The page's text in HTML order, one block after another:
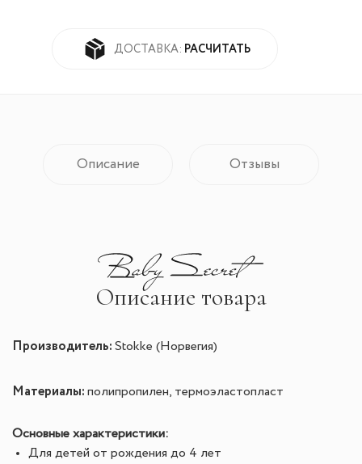
ДОСТАВКА: РАСЧИТАТЬ
Описание Отзывы
Описание товара
Производитель: Stokke (Норвегия)
Материалы: полипропилен, термоэластопласт
Основные характеристики:
Для детей от рождения до 4 лет